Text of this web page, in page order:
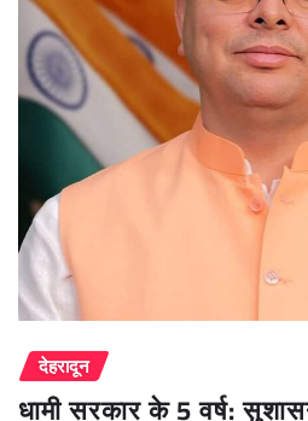
देहरादून
धामी सरकार के 5 वर्ष: